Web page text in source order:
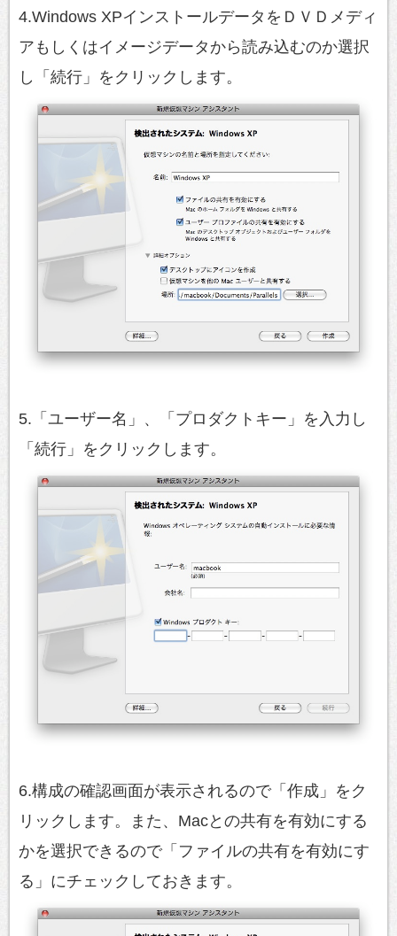
4.Windows XPインストールデータをＤＶＤメディ
アもしくはイメージデータから読み込むのか選択
し「続行」をクリックします。
5.「ユーザー名」、「プロダクトキー」を入力し
「続行」をクリックします。
6.構成の確認画面が表示されるので「作成」をク
リックします。また、Macとの共有を有効にする
かを選択できるので「ファイルの共有を有効にす
る」にチェックしておきます。